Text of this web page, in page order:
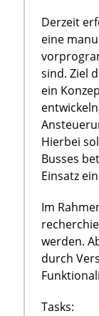
Derzeit
eine
sind. Ziel
ein
Hierbei
Busses
Einsatz
Im
werden.
durch
Tasks: